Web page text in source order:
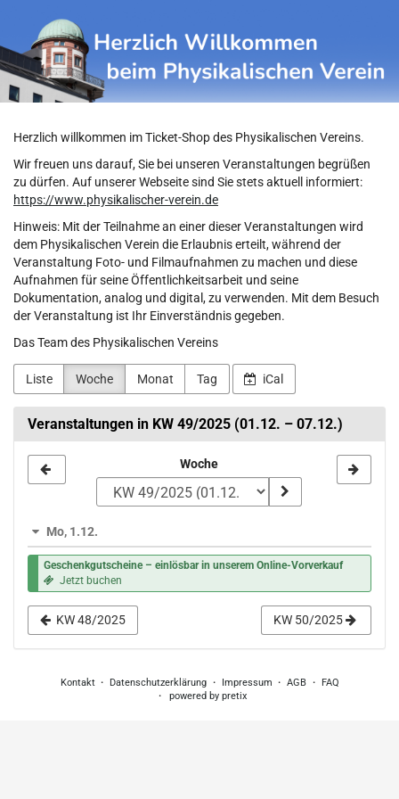
Haupt-
Inhalt
springen
Physikalischer
Verein
Herzlich willkommen im Ticket-Shop des Physikalischen Vereins.
Wir freuen uns darauf, Sie bei unseren Veranstaltungen begrüßen
zu dürfen. Auf unserer Webseite sind Sie stets aktuell informiert:
https://www.physikalischer-verein.de
Hinweis: Mit der Teilnahme an einer dieser Veranstaltungen wird
dem Physikalischen Verein die Erlaubnis erteilt, während der
Veranstaltung Foto- und Filmaufnahmen zu machen und diese
Aufnahmen für seine Öffentlichkeitsarbeit und seine
Dokumentation, analog und digital, zu verwenden. Mit dem Besuch
der Veranstaltung ist Ihr Einverständnis gegeben.
Das Team des Physikalischen Vereins
Liste Woche Monat Tag iCal
Veranstaltungen in KW 49/2025 (01.12. – 07.12.)
zur
auswählen
Woche
Mo, 1.12.
Geschenkgutscheine – einlösbar in unserem Online-Vorverkauf
Jetzt buchen
KW 48/2025 KW 50/2025
Kontakt Datenschutzerklärung Impressum AGB
FAQ
powered by pretix